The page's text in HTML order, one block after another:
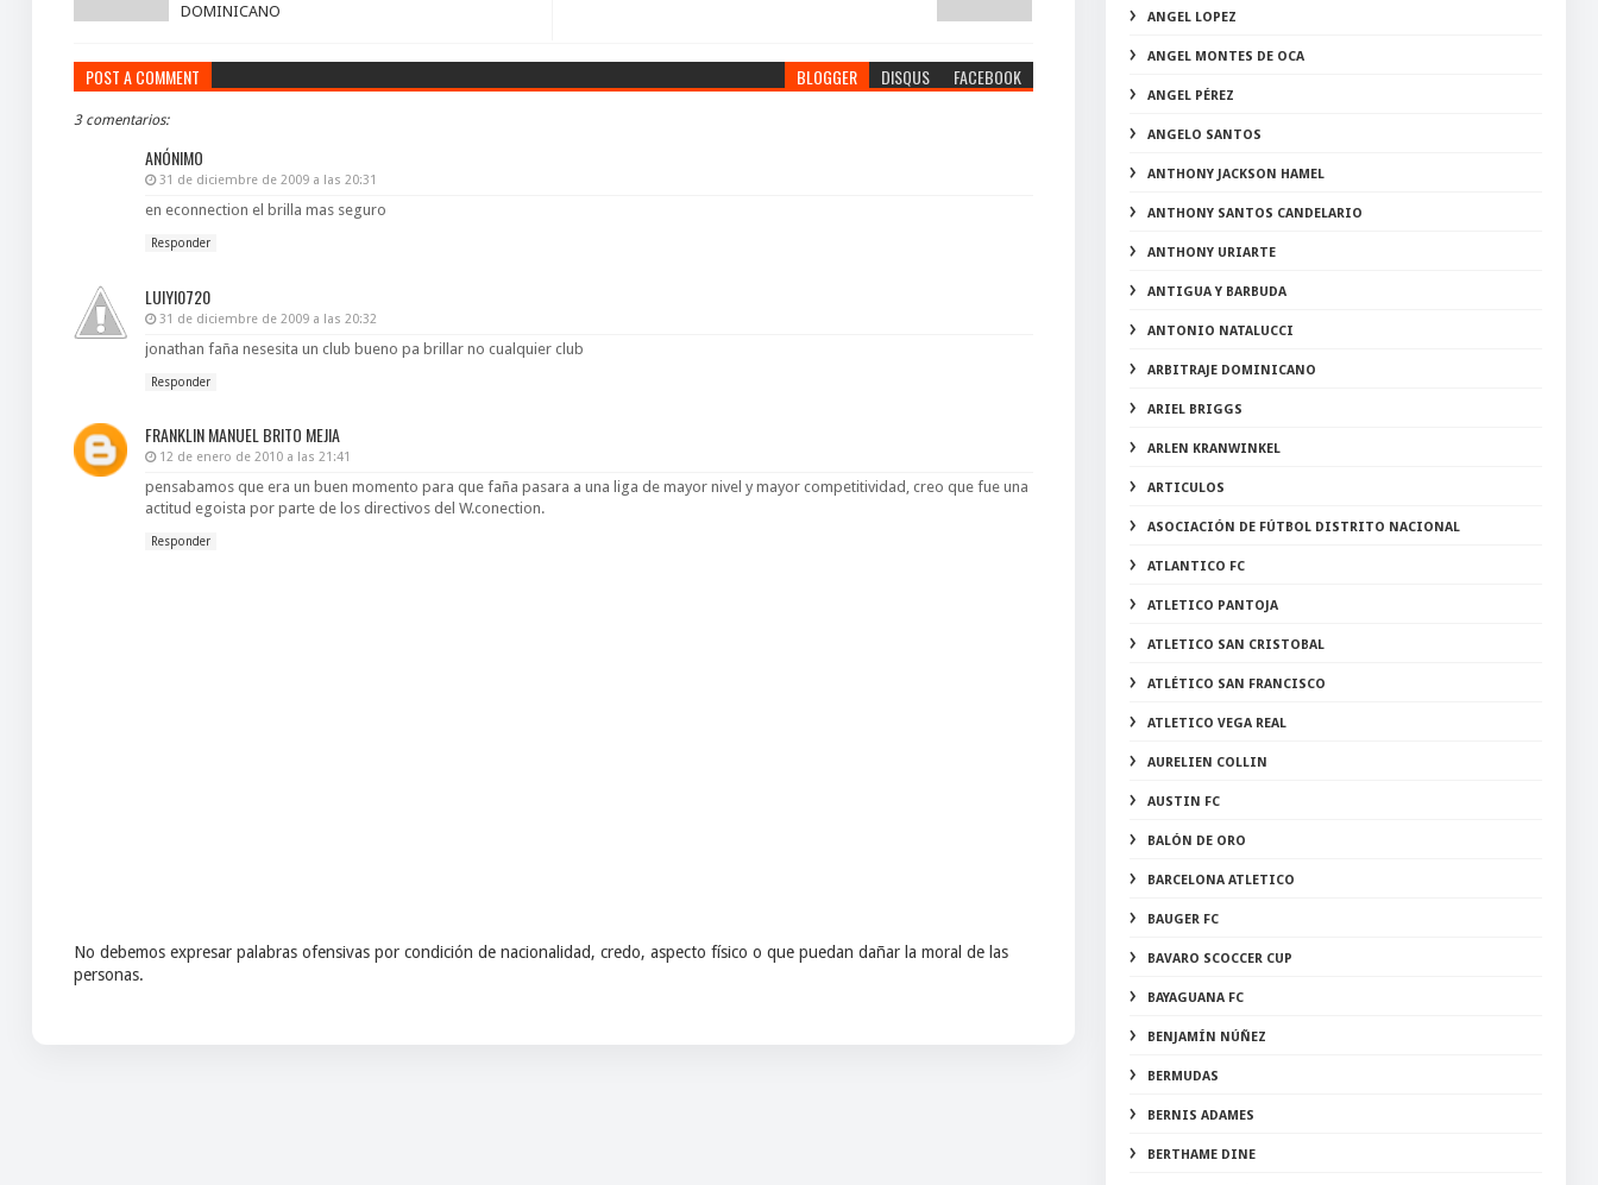
DOMINICANO
POST A COMMENT BLOGGER DISQUS FACEBOOK
3 comentarios:
ANÓNIMO
31 de diciembre de 2009 a las 20:31
en econnection el brilla mas seguro
Responder
LUIYI0720
31 de diciembre de 2009 a las 20:32
jonathan faña nesesita un club bueno pa brillar no cualquier club
Responder
FRANKLIN MANUEL BRITO MEJIA
12 de enero de 2010 a las 21:41
pensabamos que era un buen momento para que faña pasara a una liga de mayor nivel y mayor competitividad, creo que fue una
actitud egoista por parte de los directivos del W.conection.
Responder
No debemos expresar palabras ofensivas por condición de nacionalidad, credo, aspecto físico o que puedan dañar la moral de las
personas.
ANGEL LOPEZ
ANGEL MONTES DE OCA
ANGEL PÉREZ
ANGELO SANTOS
ANTHONY JACKSON HAMEL
ANTHONY SANTOS CANDELARIO
ANTHONY URIARTE
ANTIGUA Y BARBUDA
ANTONIO NATALUCCI
ARBITRAJE DOMINICANO
ARIEL BRIGGS
ARLEN KRANWINKEL
ARTICULOS
ASOCIACIÓN DE FÚTBOL DISTRITO NACIONAL
ATLANTICO FC
ATLETICO PANTOJA
ATLETICO SAN CRISTOBAL
ATLÉTICO SAN FRANCISCO
ATLETICO VEGA REAL
AURELIEN COLLIN
AUSTIN FC
BALÓN DE ORO
BARCELONA ATLETICO
BAUGER FC
BAVARO SCOCCER CUP
BAYAGUANA FC
BENJAMÍN NÚÑEZ
BERMUDAS
BERNIS ADAMES
BERTHAME DINE